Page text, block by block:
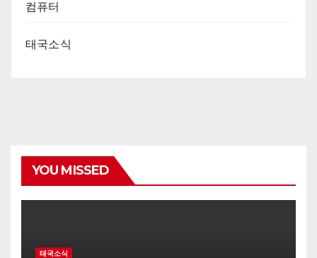
컴퓨터
태국소식
YOU MISSED
태국소식